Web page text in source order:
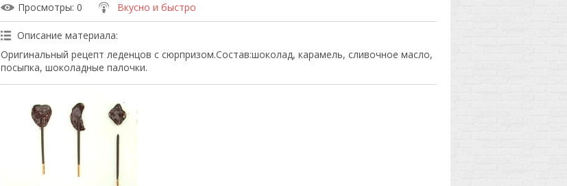
Просмотры: 0 Вкусно и быстро
Описание материала:
Оригинальный рецепт леденцов с сюрпризом.Состав:шоколад, карамель, сливочное масло,
посыпка, шоколадные палочки.